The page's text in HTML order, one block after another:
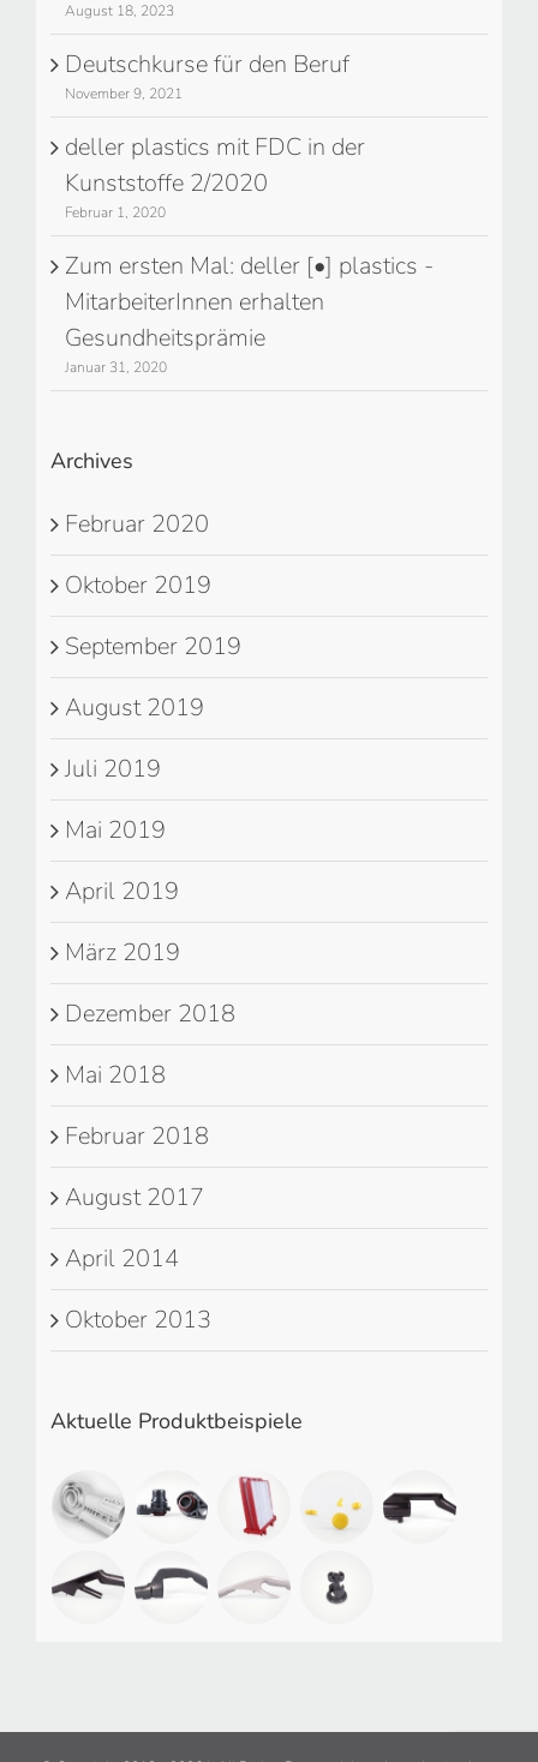
August 18, 2023
Deutschkurse für den Beruf
November 9, 2021
deller plastics mit FDC in der
Kunststoffe 2/2020
Februar 1, 2020
Zum ersten Mal: deller [•] plastics -
MitarbeiterInnen erhalten
Gesundheitsprämie
Januar 31, 2020
Archives
Februar 2020
Oktober 2019
September 2019
August 2019
Juli 2019
Mai 2019
April 2019
März 2019
Dezember 2018
Mai 2018
Februar 2018
August 2017
April 2014
Oktober 2013
Aktuelle Produktbeispiele